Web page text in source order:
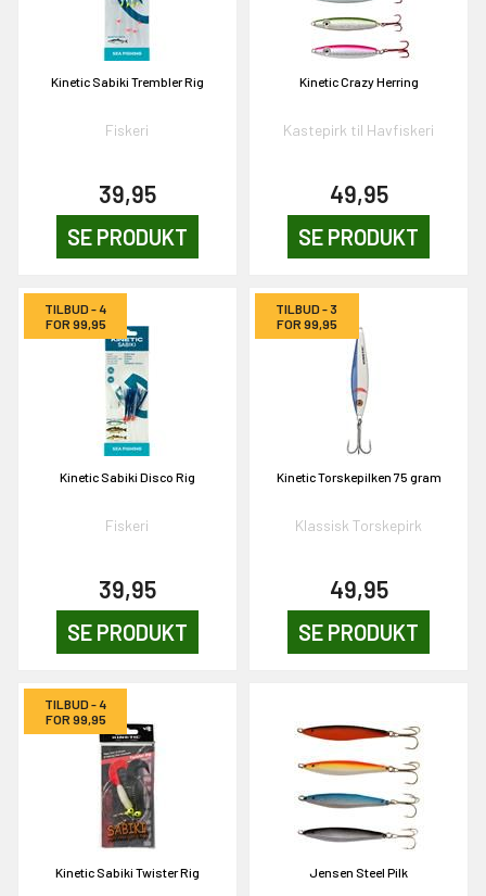
Kinetic Sabiki Trembler Rig
Fiskeri
39,95
SE PRODUKT
Kinetic Crazy Herring
Kastepirk til Havfiskeri
49,95
SE PRODUKT
TILBUD - 4
FOR 99,95
Kinetic Sabiki Disco Rig
Fiskeri
39,95
SE PRODUKT
TILBUD - 3
FOR 99,95
Kinetic Torskepilken 75 gram
Klassisk Torskepirk
49,95
SE PRODUKT
TILBUD - 4
FOR 99,95
Kinetic Sabiki Twister Rig Jensen Steel Pilk
NEJ TAK!